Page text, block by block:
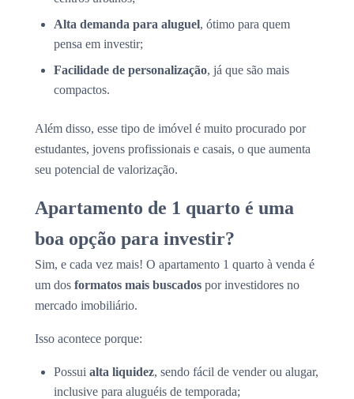
Alta demanda para aluguel, ótimo para quem
pensa em investir;
Facilidade de personalização, já que são mais
compactos.
Além disso, esse tipo de imóvel é muito procurado por
estudantes, jovens profissionais e casais, o que aumenta
seu potencial de valorização.
Apartamento de 1 quarto é uma
boa opção para investir?
Sim, e cada vez mais! O apartamento 1 quarto à venda é
um dos formatos mais buscados por investidores no
mercado imobiliário.
Isso acontece porque:
Possui alta liquidez, sendo fácil de vender ou alugar,
inclusive para aluguéis de temporada;